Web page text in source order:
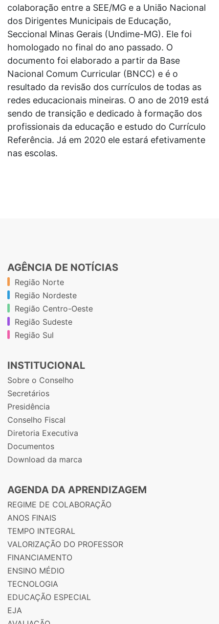
colaboração entre a SEE/MG e a União Nacional
dos Dirigentes Municipais de Educação,
Seccional Minas Gerais (Undime-MG). Ele foi
homologado no final do ano passado. O
documento foi elaborado a partir da Base
Nacional Comum Curricular (BNCC) e é o
resultado da revisão dos currículos de todas as
redes educacionais mineiras. O ano de 2019 está
sendo de transição e dedicado à formação dos
profissionais da educação e estudo do Currículo
Referência. Já em 2020 ele estará efetivamente
nas escolas.
AGÊNCIA DE NOTÍCIAS
Região Norte
Região Nordeste
Região Centro-Oeste
Região Sudeste
Região Sul
INSTITUCIONAL
Sobre o Conselho
Secretários
Presidência
Conselho Fiscal
Diretoria Executiva
Documentos
Download da marca
AGENDA DA APRENDIZAGEM
REGIME DE COLABORAÇÃO
ANOS FINAIS
TEMPO INTEGRAL
VALORIZAÇÃO DO PROFESSOR
FINANCIAMENTO
ENSINO MÉDIO
TECNOLOGIA
EDUCAÇÃO ESPECIAL
EJA